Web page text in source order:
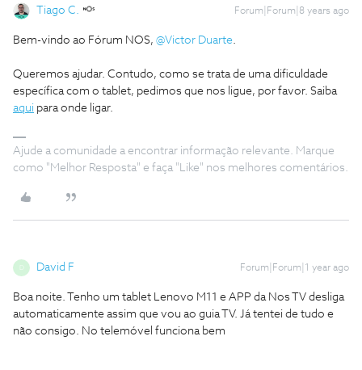
Tiago C. Forum|Forum|8 years ago
Bem-vindo ao Fórum NOS, @Victor Duarte.
Queremos ajudar. Contudo, como se trata de uma dificuldade
específica com o tablet, pedimos que nos ligue, por favor. Saiba
aqui para onde ligar.
Ajude a comunidade a encontrar informação relevante. Marque
como "Melhor Resposta" e faça "Like" nos melhores comentários.
David F Forum|Forum|1 year ago
Boa noite. Tenho um tablet Lenovo M11 e APP da Nos TV desliga
automaticamente assim que vou ao guia TV. Já tentei de tudo e
não consigo. No telemóvel funciona bem